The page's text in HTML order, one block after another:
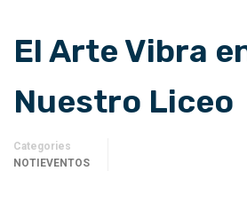
El Arte Vibra
Nuestro Liceo
Categories
NOTIEVENTOS